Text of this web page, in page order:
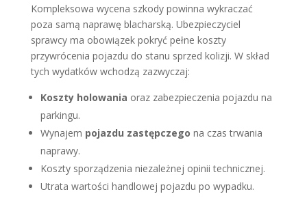
Kompleksowa wycena szkody powinna wykraczać
poza samą naprawę blacharską. Ubezpieczyciel
sprawcy ma obowiązek pokryć pełne koszty
przywrócenia pojazdu do stanu sprzed kolizji. W skład
tych wydatków wchodzą zazwyczaj:
Koszty holowania oraz zabezpieczenia pojazdu na
parkingu.
Wynajem pojazdu zastępczego na czas trwania
naprawy.
Koszty sporządzenia niezależnej opinii technicznej.
Utrata wartości handlowej pojazdu po wypadku.